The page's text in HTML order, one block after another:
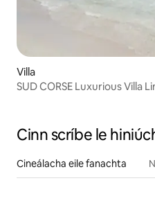
Villa
SUD CORSE Luxurious Villa
Cinn scríbe le
Cineálacha eile fanachta